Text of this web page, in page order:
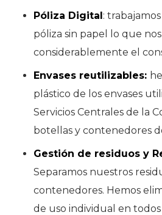
Póliza Digital:
póliza sin papel lo que
considerablemente el
Envases reutilizables:
plástico de los envases
Servicios Centrales de la
botellas y contenedores
Gestión de residuos y
Separamos nuestros
contenedores. Hemos
de uso individual en